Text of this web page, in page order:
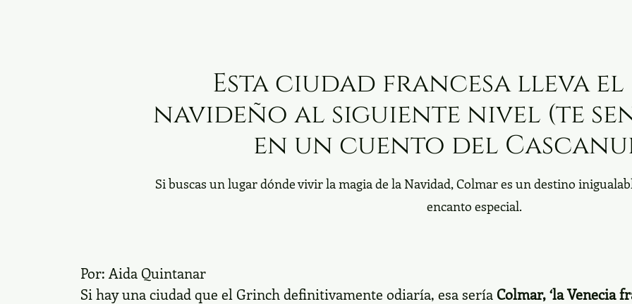
Esta ciudad francesa lleva
navideño al siguiente nivel (te
en un cuento del
Si buscas un lugar dónde vivir la magia de la Navidad, Colmar es un destino
encanto especial.
Por: Aida Quintanar
Si hay una ciudad que el Grinch definitivamente odiaría, esa sería Colmar, ‘la Venecia